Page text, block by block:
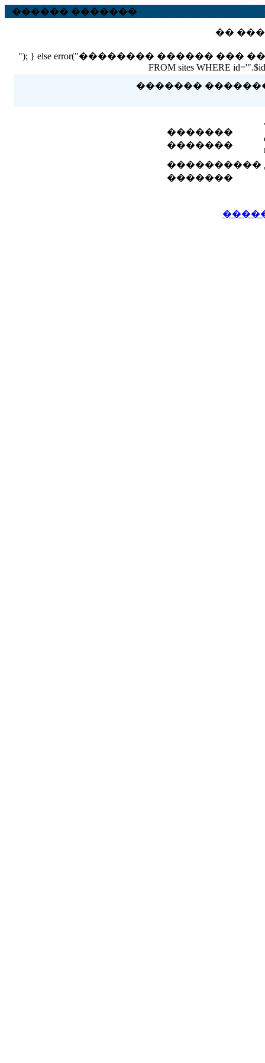
������ �������
��
"); } else error("�������� ������ ��� ������
FROM sites WHERE
�������
�������
�������
����������
�������